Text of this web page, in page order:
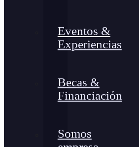
Eventos &
Experiencias
Becas &
Financiación
Somos